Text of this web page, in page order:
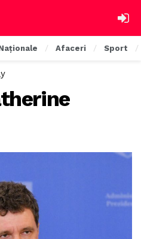
Afaceri Sport